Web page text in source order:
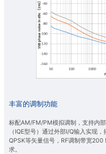
丰富的调制功能
标配AM/FM/PM模拟调制，支持内
（IQE型号）通过外部I/Q输入实现
QPSK等矢量信号，RF调制带宽
求。